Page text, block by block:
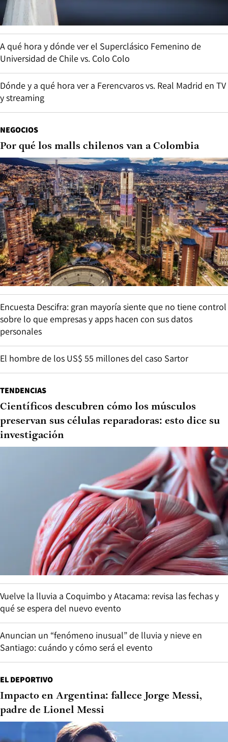
A qué hora y dónde ver el Superclásico Femenino de
Universidad de Chile vs. Colo Colo
Dónde y a qué hora ver a Ferencvaros vs. Real Madrid en TV
y streaming
NEGOCIOS
Por qué los malls chilenos van a Colombia
Encuesta Descifra: gran mayoría siente que no tiene control
sobre lo que empresas y apps hacen con sus datos
personales
El hombre de los US$ 55 millones del caso Sartor
TENDENCIAS
Científicos descubren cómo los músculos
preservan sus células reparadoras: esto dice su
investigación
Vuelve la lluvia a Coquimbo y Atacama: revisa las fechas y
qué se espera del nuevo evento
Anuncian un “fenómeno inusual” de lluvia y nieve en
Santiago: cuándo y cómo será el evento
EL DEPORTIVO
Impacto en Argentina: fallece Jorge Messi,
padre de Lionel Messi